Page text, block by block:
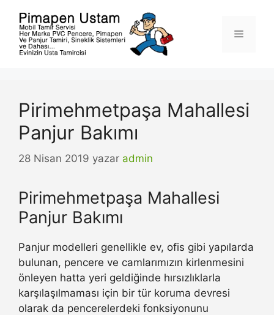
Menü
Pirimehmetpaşa Mahallesi
Panjur Bakımı
28 Nisan 2019 yazar admin
Pirimehmetpaşa Mahallesi
Panjur Bakımı
Panjur modelleri genellikle ev, ofis gibi yapılarda
bulunan, pencere ve camlarımızın kirlenmesini
önleyen hatta yeri geldiğinde hırsızlıklarla
karşılaşılmaması için bir tür koruma devresi
olarak da pencerelerdeki fonksiyonunu